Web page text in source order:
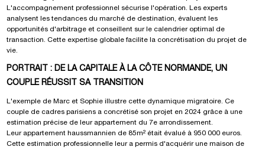
L'accompagnement professionnel sécurise l'opération. Les experts
analysent les tendances du marché de destination, évaluent les
opportunités d'arbitrage et conseillent sur le calendrier optimal de
transaction. Cette expertise globale facilite la concrétisation du projet de
vie.
PORTRAIT : DE LA CAPITALE À LA CÔTE NORMANDE, UN
COUPLE RÉUSSIT SA TRANSITION
L'exemple de Marc et Sophie illustre cette dynamique migratoire. Ce
couple de cadres parisiens a concrétisé son projet en 2024 grâce à une
estimation précise de leur appartement du 7e arrondissement.
Leur appartement haussmannien de 85m² était évalué à 950 000 euros.
Cette estimation professionnelle leur a permis d'acquérir une maison de